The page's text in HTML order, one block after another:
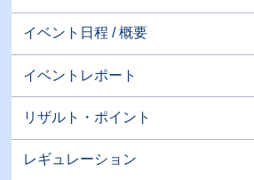
イベント日程 / 概要
イベントレポート
リザルト・ポイント
レギュレーション